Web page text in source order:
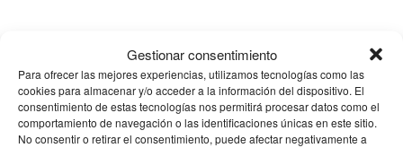
Gestionar consentimiento
Para ofrecer las mejores experiencias, utilizamos tecnologías como las
cookies para almacenar y/o acceder a la información del dispositivo. El
consentimiento de estas tecnologías nos permitirá procesar datos como el
comportamiento de navegación o las identificaciones únicas en este sitio.
No consentir o retirar el consentimiento, puede afectar negativamente a
Bienestar(1)
Electrodomesticos(1)